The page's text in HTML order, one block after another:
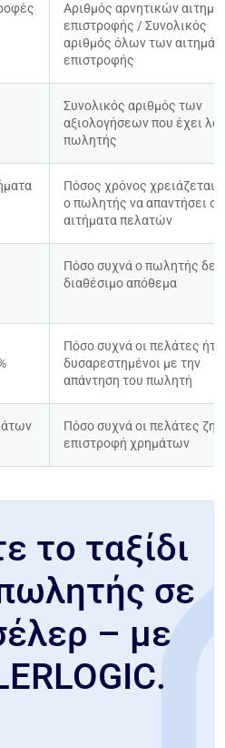
Αριθμός αρνητικών
επιστροφής / Συνολικός
αριθμός όλων των
επιστροφής
Συνολικός αριθμός των
αξιολογήσεων που έχει
πωλητής
Πόσος χρόνος χρειάζεται
ο πωλητής να απαντήσει σε
αιτήματα πελατών
Πόσο συχνά ο πωλητής δεν
διαθέσιμο απόθεμα
Πόσο συχνά οι πελάτες
δυσαρεστημένοι με την
απάντηση του πωλητή
Πόσο συχνά οι πελάτες
επιστροφή χρημάτων
το ταξίδι
σε
– με